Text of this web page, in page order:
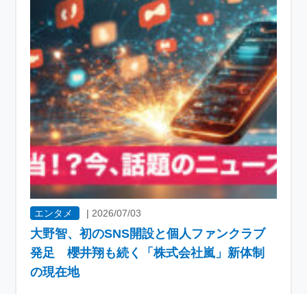
エンタメ | 2026/07/03
大野智、初のSNS開設と個人ファンクラブ
発足 櫻井翔も続く「株式会社嵐」新体制
の現在地